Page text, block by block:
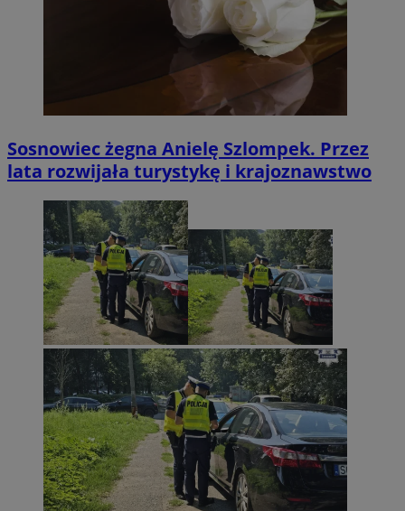
Sosnowiec żegna Anielę Szlompek. Przez
lata rozwijała turystykę i krajoznawstwo